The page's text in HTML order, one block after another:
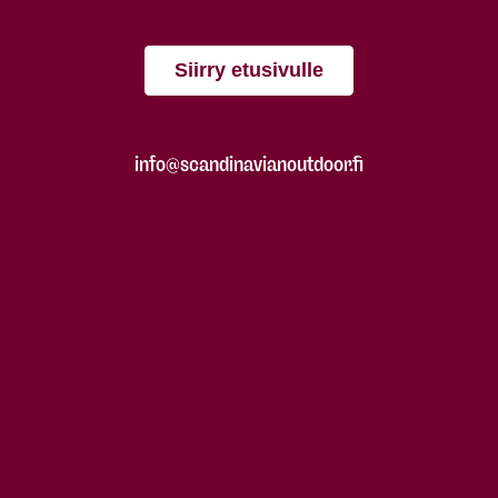
Siirry etusivulle
info@scandinavianoutdoor.fi